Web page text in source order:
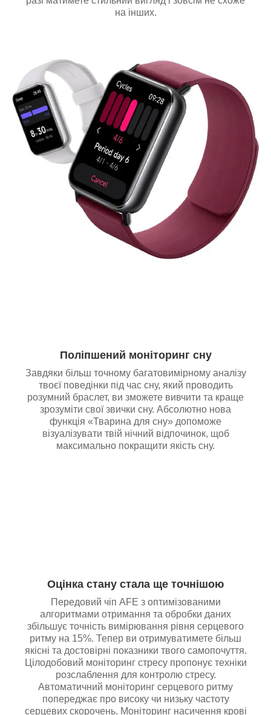
на інших.
Поліпшений моніторинг сну
Завдяки більш точному багатовимірному аналізу
твоєї поведінки під час сну, який проводить
розумний браслет, ви зможете вивчити та краще
зрозуміти свої звички сну. Абсолютно нова
функція «Тварина для сну» допоможе
візуалізувати твій нічний відпочинок, щоб
максимально покращити якість сну.
Оцінка стану стала ще точнішою
Передовий чіп AFE з оптимізованими
алгоритмами отримання та обробки даних
збільшує точність вимірювання рівня серцевого
ритму на 15%. Тепер ви отримуватимете більш
якісні та достовірні показники твого самопочуття.
Цілодобовий моніторинг стресу пропонує техніки
розслаблення для контролю стресу.
Автоматичний моніторинг серцевого ритму
попереджає про високу чи низьку частоту
серцевих скорочень. Моніторинг насичення крові